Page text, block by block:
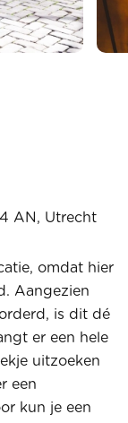
AN, Utrecht
omdat hier
Aangezien
is dit dé
er een hele
uitzoeken
een
kun je een